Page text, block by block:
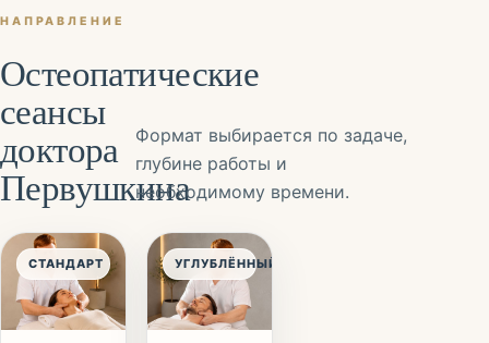
НАПРАВЛЕНИЕ
Остеопатические
сеансы
доктора
Первушкина
Формат выбирается по задаче,
глубине работы и
необходимому времени.
СТАНДАРТ УГЛУБЛЁННЫЙ